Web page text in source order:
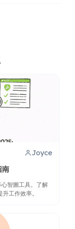
Joyce
南
智圖工具。了解
工作效率。